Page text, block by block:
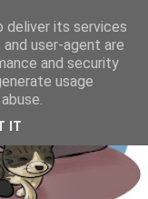
deliver its services
user-agent are
and security
usage
IT